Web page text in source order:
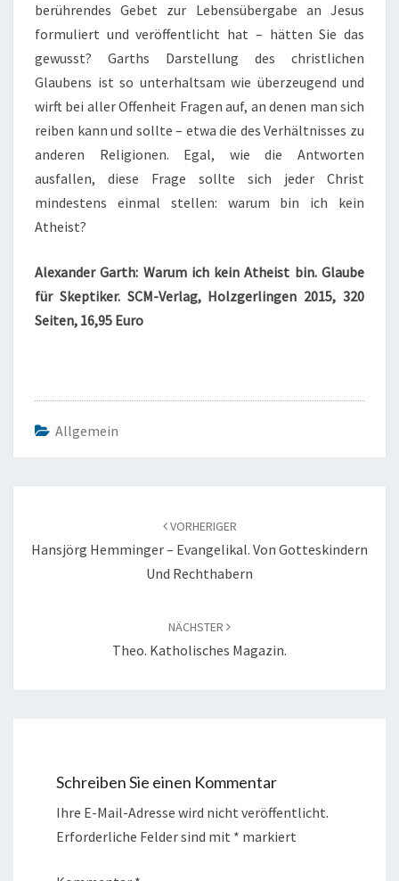
berührendes Gebet zur Lebensübergabe an Jesus
formuliert und veröffentlicht hat – hätten Sie das
gewusst? Garths Darstellung des christlichen
Glaubens ist so unterhaltsam wie überzeugend und
wirft bei aller Offenheit Fragen auf, an denen man sich
reiben kann und sollte – etwa die des Verhältnisses zu
anderen Religionen. Egal, wie die Antworten
ausfallen, diese Frage sollte sich jeder Christ
mindestens einmal stellen: warum bin ich kein
Atheist?
Alexander Garth: Warum ich kein Atheist bin. Glaube
für Skeptiker. SCM-Verlag, Holzgerlingen 2015, 320
Seiten, 16,95 Euro
Allgemein
VORHERIGER
Hansjörg Hemminger – Evangelikal. Von Gotteskindern
Und Rechthabern
NÄCHSTER
Theo. Katholisches Magazin.
Schreiben Sie einen Kommentar
Ihre E-Mail-Adresse wird nicht veröffentlicht.
Erforderliche Felder sind mit * markiert